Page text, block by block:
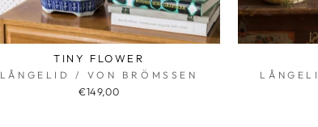
TINY FLOWER
LÅNGELID / VON BRÖMSSEN
€149,00